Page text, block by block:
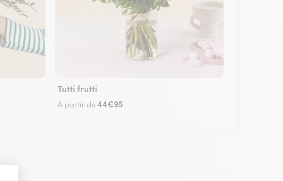
Tutti frutti
À partir de44€95